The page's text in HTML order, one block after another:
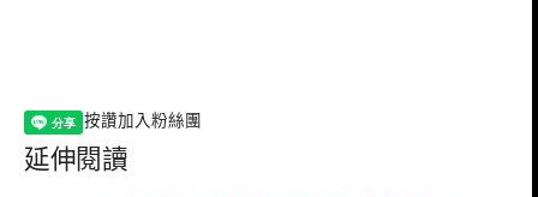
按讚加入粉絲團
延伸閱讀